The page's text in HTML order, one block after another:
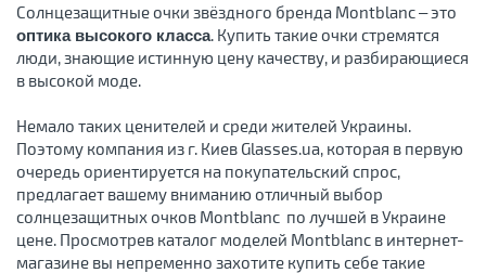
Солнцезащитные очки звёздного бренда Montblanc – это
оптика высокого класса. Купить такие очки стремятся
люди, знающие истинную цену качеству, и разбирающиеся
в высокой моде.
Немало таких ценителей и среди жителей Украины.
Поэтому компания из г. Киев Glasses.ua, которая в первую
очередь ориентируется на покупательский спрос,
предлагает вашему вниманию отличный выбор
солнцезащитных очков Montblanc по лучшей в Украине
цене. Просмотрев каталог моделей Montblanc в интернет-
магазине вы непременно захотите купить себе такие